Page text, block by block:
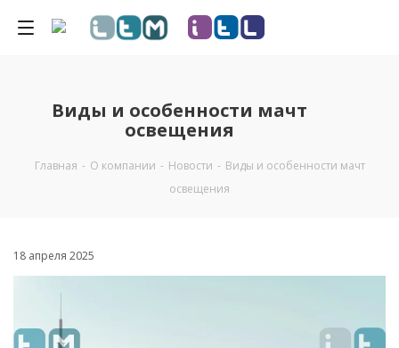
Виды и особенности мачт
освещения
Главная - О компании - Новости - Виды и особенности мачт
освещения
18 апреля 2025